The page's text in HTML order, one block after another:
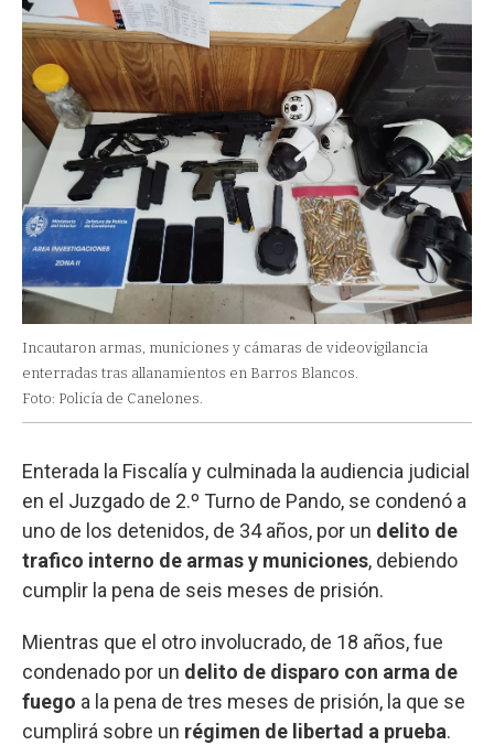
Incautaron armas, municiones y cámaras de videovigilancia
enterradas tras allanamientos en Barros Blancos.
Foto: Policía de Canelones.
Enterada la Fiscalía y culminada la audiencia judicial
en el Juzgado de 2.º Turno de Pando, se condenó a
uno de los detenidos, de 34 años, por un delito de
trafico interno de armas y municiones, debiendo
cumplir la pena de seis meses de prisión.
Mientras que el otro involucrado, de 18 años, fue
condenado por un delito de disparo con arma de
fuego a la pena de tres meses de prisión, la que se
cumplirá sobre un régimen de libertad a prueba.